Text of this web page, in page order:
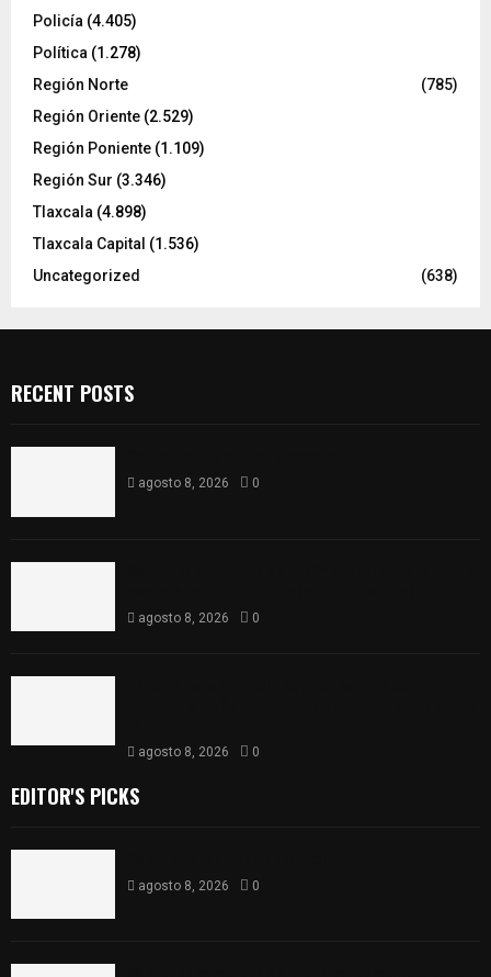
Policía (4.405)
Política (1.278)
Región Norte
(785)
Región Oriente (2.529)
Región Poniente (1.109)
Región Sur (3.346)
Tlaxcala (4.898)
Tlaxcala Capital (1.536)
Uncategorized
(638)
RECENT POSTS
agosto 8, 2026 0
agosto 8, 2026 0
agosto 8, 2026 0
EDITOR'S PICKS
agosto 8, 2026 0